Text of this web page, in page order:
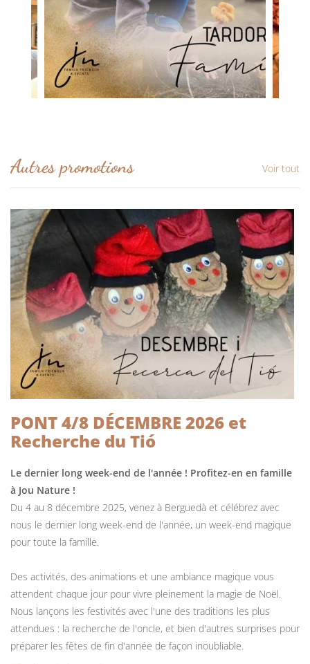
Autres promotions Voir tout
PONT 4/8 DÉCEMBRE 2026 et
Recherche du Tió
Le dernier long week-end de l'année ! Profitez-en en famille
à Jou Nature !
Du 4 au 8 décembre 2025, venez à Berguedà et célébrez avec
nous le dernier long week-end de l'année, un week-end magique
pour toute la famille.
Des activités, des animations et une ambiance magique vous
attendent chaque jour pour vivre pleinement la magie de Noël.
Nous lançons les festivités avec l'une des traditions les plus
attendues : la recherche de l'oncle, et bien d'autres surprises pour
préparer les fêtes de fin d'année de façon inoubliable.